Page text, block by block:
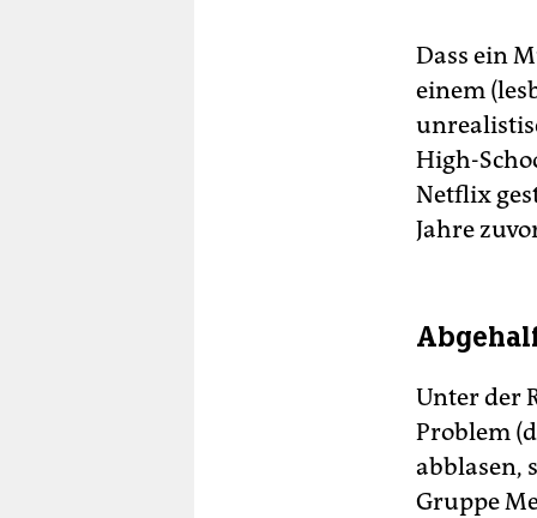
Dass ein
einem
High-
Netflix
Jahre
Unter der
Problem
abblasen,
Gruppe